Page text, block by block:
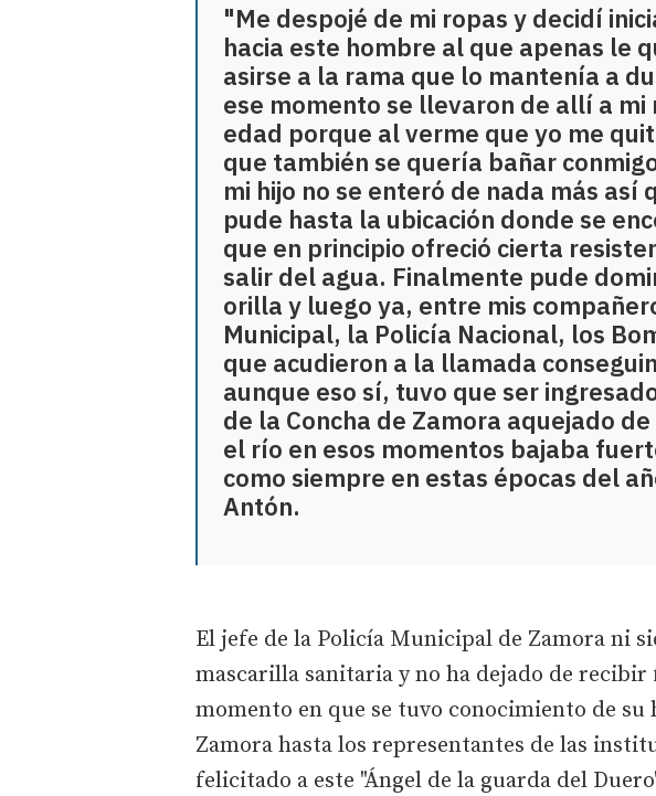
"Me despojé de mi ropas y decidí
hacia este hombre al que apenas le
asirse a la rama que lo mantenía a
ese momento se llevaron de allí a mi
edad porque al verme que yo me
que también se quería bañar
mi hijo no se enteró de nada más así
pude hasta la ubicación donde se
que en principio ofreció cierta
salir del agua. Finalmente pude
orilla y luego ya, entre mis
Municipal, la Policía Nacional, los
que acudieron a la llamada
aunque eso sí, tuvo que ser
de la Concha de Zamora aquejado
el río en esos momentos bajaba
como siempre en estas épocas del
Antón.
El jefe de la Policía Municipal de Zamora ni
mascarilla sanitaria y no ha dejado de recibir
momento en que se tuvo conocimiento de su
Zamora hasta los representantes de las
felicitado a este "Ángel de la guarda del